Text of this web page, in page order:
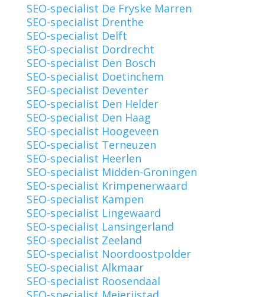
SEO-specialist De Fryske Marren
SEO-specialist Drenthe
SEO-specialist Delft
SEO-specialist Dordrecht
SEO-specialist Den Bosch
SEO-specialist Doetinchem
SEO-specialist Deventer
SEO-specialist Den Helder
SEO-specialist Den Haag
SEO-specialist Hoogeveen
SEO-specialist Terneuzen
SEO-specialist Heerlen
SEO-specialist Midden-Groningen
SEO-specialist Krimpenerwaard
SEO-specialist Kampen
SEO-specialist Lingewaard
SEO-specialist Lansingerland
SEO-specialist Zeeland
SEO-specialist Noordoostpolder
SEO-specialist Alkmaar
SEO-specialist Roosendaal